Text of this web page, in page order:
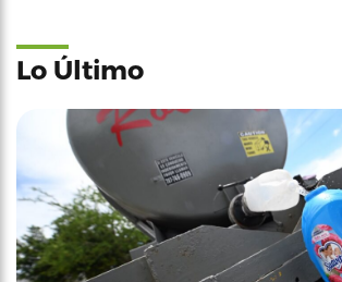
Lo Último